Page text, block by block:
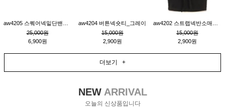
25,000원
6,900원
aw4204 버튼넥숏티_그레이
15,000원
2,900원
15,000원
2,900원
더보기 +
NEWARRIVAL
오늘의 신상품입니다